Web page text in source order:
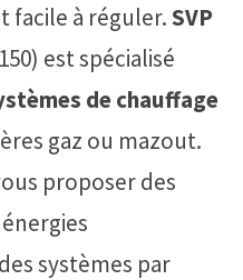
facile à réguler.SVP
est spécialisé
de chauffage
gaz ou mazout.
proposer des
systèmes par